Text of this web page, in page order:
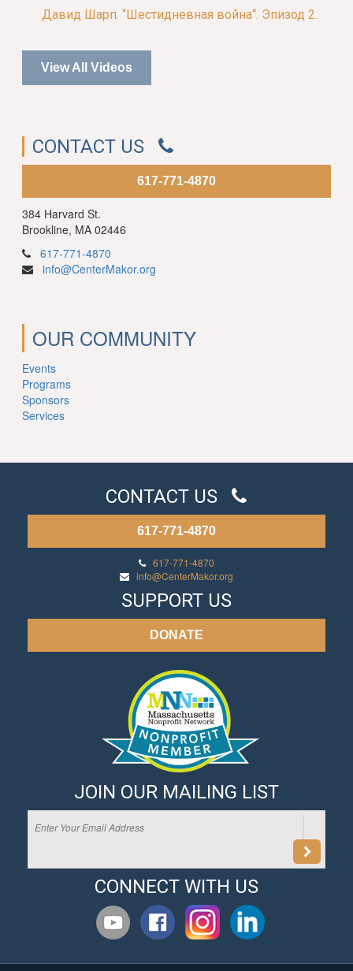
Давид Шарп. “Шестидневная война“. Эпизод 2.
View All Videos
CONTACT US
617-771-4870
384 Harvard St.
Brookline, MA 02446
617-771-4870
info@CenterMakor.org
OUR COMMUNITY
Events
Programs
Sponsors
Services
CONTACT US
617-771-4870
617-771-4870
info@CenterMakor.org
SUPPORT US
DONATE
JOIN OUR MAILING LIST
CONNECT WITH US